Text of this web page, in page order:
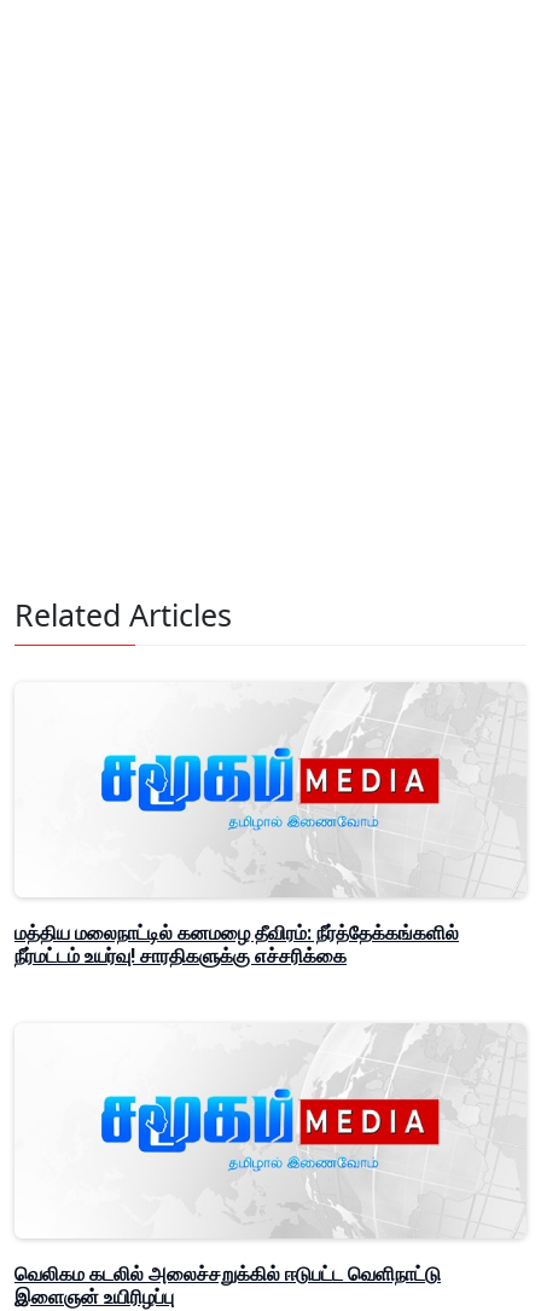
Related Articles
மத்திய மலைநாட்டில் கனமழை தீவிரம்: நீர்த்தேக்கங்களில்
நீர்மட்டம் உயர்வு! சாரதிகளுக்கு எச்சரிக்கை
வெலிகம கடலில் அலைச்சறுக்கில் ஈடுபட்ட வெளிநாட்டு
இளைஞன் உயிரிழப்பு